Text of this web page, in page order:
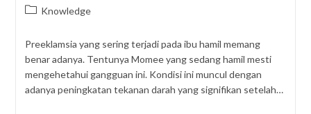
author:
PostKnowledge
Preeklamsia yang sering terjadi pada ibu hamil memang
benar adanya. Tentunya Momee yang sedang hamil mesti
mengehetahui gangguan ini. Kondisi ini muncul dengan
adanya peningkatan tekanan darah yang signifikan setelah…